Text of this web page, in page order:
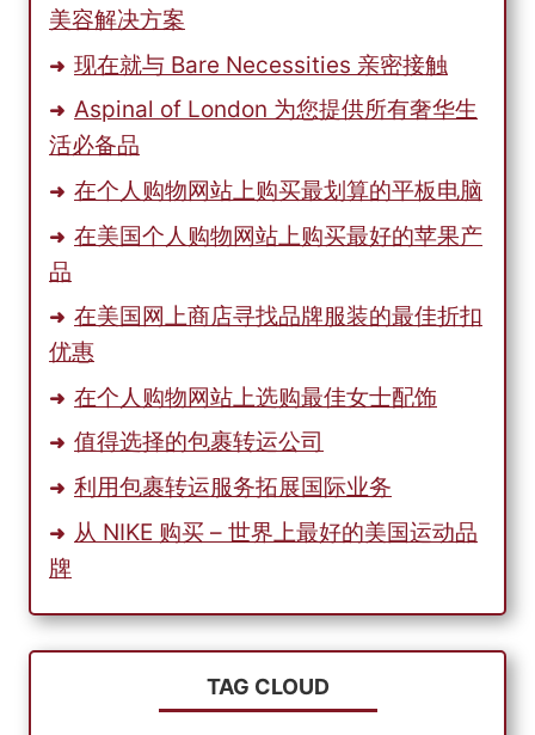
美容解决方案
现在就与 Bare Necessities 亲密接触
Aspinal of London 为您提供所有奢华生
活必备品
在个人购物网站上购买最划算的平板电脑
在美国个人购物网站上购买最好的苹果产
品
在美国网上商店寻找品牌服装的最佳折扣
优惠
在个人购物网站上选购最佳女士配饰
值得选择的包裹转运公司
利用包裹转运服务拓展国际业务
从 NIKE 购买 – 世界上最好的美国运动品
牌
TAG CLOUD